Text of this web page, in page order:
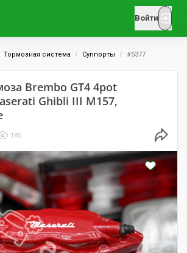
Войти
Тормозная система Суппорты #5377
Brembo GT4 4pot
Ghibli III M157,
185